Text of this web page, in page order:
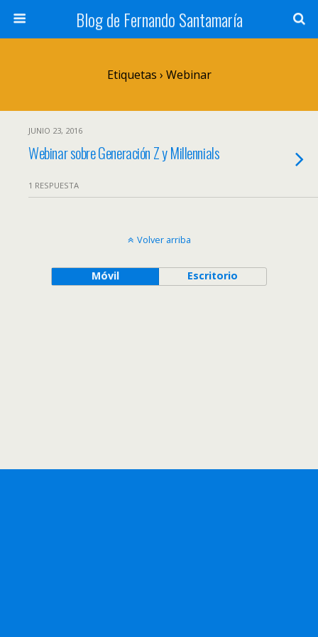
Blog de Fernando Santamaría
Etiquetas › Webinar
JUNIO 23, 2016
Webinar sobre Generación Z y Millennials
1 RESPUESTA
Volver arriba
Móvil Escritorio